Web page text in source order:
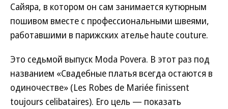
Сайяра, в котором он сам занимается кутюрным
пошивом вместе с профессиональными швеями,
работавшими в парижских ателье haute couture.
Это седьмой выпуск Moda Povera. В этот раз под
названием «Свадебные платья всегда остаются в
одиночестве» (Les Robes de Mariée finissent
toujours celibataires). Его цель — показать